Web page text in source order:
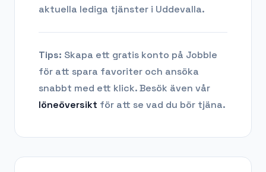
aktuella lediga tjänster i Uddevalla.
Tips: Skapa ett gratis konto på Jobble
för att spara favoriter och ansöka
snabbt med ett klick. Besök även vår
löneöversikt för att se vad du bör tjäna.